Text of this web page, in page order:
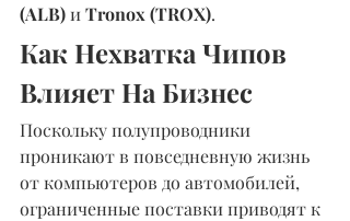
(ALB) и Tronox (TROX).
Как Нехватка Чипов
Влияет На Бизнес
Поскольку полупроводники
проникают в повседневную жизнь
от компьютеров до автомобилей,
ограниченные поставки приводят к